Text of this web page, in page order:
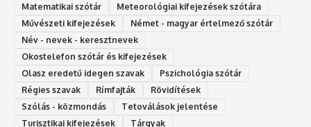
Matematikai szótár
Meteorológiai kifejezések szótára
Művészeti kifejezések
Német - magyar értelmező szótár
Név - nevek - keresztnevek
Okostelefon szótár és kifejezések
Olasz eredetű idegen szavak
Ps‮gólohciz‬ia s‮átóz‬r
Régies szavak
Rímfajták
Rövidítések
Szólás - közmondás
Tetoválások jelentése
Turisztikai kifejezések
Tárgyak